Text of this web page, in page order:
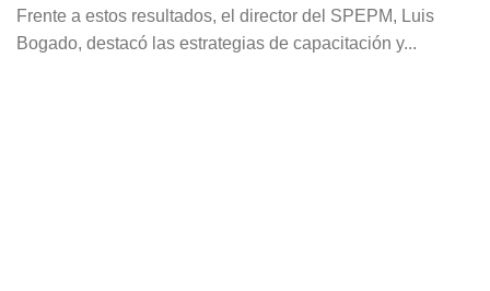
Frente a estos resultados, el director del SPEPM, Luis
Bogado, destacó las estrategias de capacitación y...